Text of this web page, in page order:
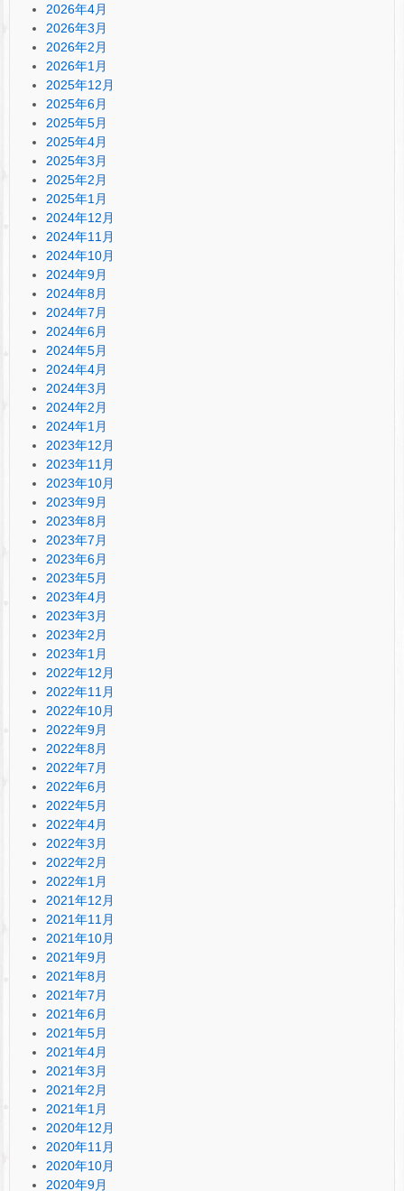
2026年4月
2026年3月
2026年2月
2026年1月
2025年12月
2025年6月
2025年5月
2025年4月
2025年3月
2025年2月
2025年1月
2024年12月
2024年11月
2024年10月
2024年9月
2024年8月
2024年7月
2024年6月
2024年5月
2024年4月
2024年3月
2024年2月
2024年1月
2023年12月
2023年11月
2023年10月
2023年9月
2023年8月
2023年7月
2023年6月
2023年5月
2023年4月
2023年3月
2023年2月
2023年1月
2022年12月
2022年11月
2022年10月
2022年9月
2022年8月
2022年7月
2022年6月
2022年5月
2022年4月
2022年3月
2022年2月
2022年1月
2021年12月
2021年11月
2021年10月
2021年9月
2021年8月
2021年7月
2021年6月
2021年5月
2021年4月
2021年3月
2021年2月
2021年1月
2020年12月
2020年11月
2020年10月
2020年9月